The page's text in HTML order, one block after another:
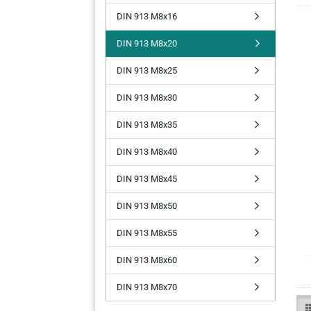
DIN 913 M8x16
DIN 913 M8x20
DIN 913 M8x25
DIN 913 M8x30
DIN 913 M8x35
DIN 913 M8x40
DIN 913 M8x45
DIN 913 M8x50
DIN 913 M8x55
DIN 913 M8x60
DIN 913 M8x70